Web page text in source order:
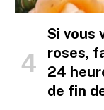
Si vous
roses,
24
de fin